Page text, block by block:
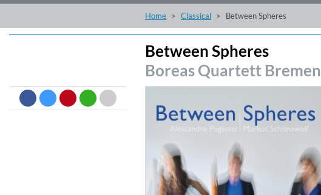
Dreamscapes II
Thomas Lemmer
Electronic
Home Classical Between Spheres
Between Spheres
Boreas Quartett Bremen